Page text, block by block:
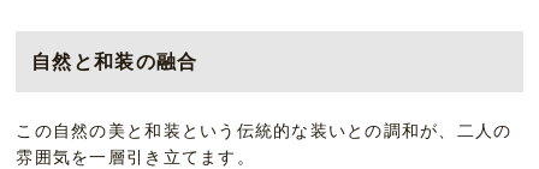
自然と和装の融合
この自然の美と和装という伝統的な装いとの調和が、二人の
雰囲気を一層引き立てます。